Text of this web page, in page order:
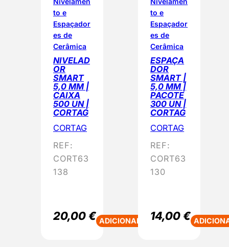
p
o
r
p
o
p
u
l
r
i
d
a
to e
Espaçador
es de
Cerâmica
NIVELAD
OR
SMART
5,0 MM |
CAIXA
500 UN |
CORTAG
CORTAG
REF:
CORT63
138
20,00€ ADICIONAR
to e
Espaçador
es de
Cerâmica
ESPAÇA
DOR
SMART |
5,0 MM |
PACOTE
300 UN |
CORTAG
CORTAG
REF:
CORT63
130
14,00€